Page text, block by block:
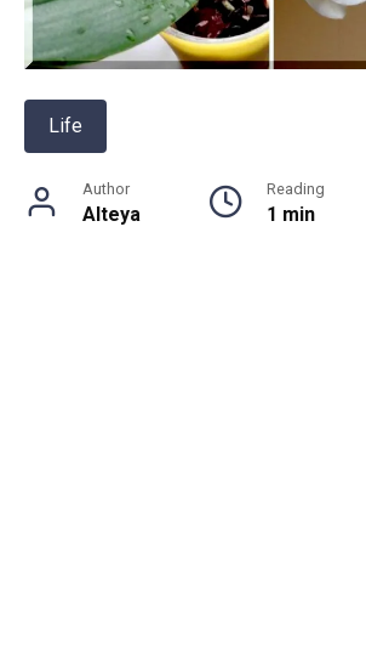
Life
Author
Alteya
Reading
1 min